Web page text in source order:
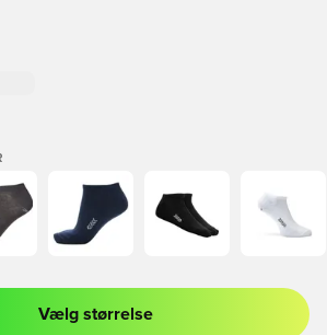
logge ind eller tilmelde dig som medlem
Vælg størrelse